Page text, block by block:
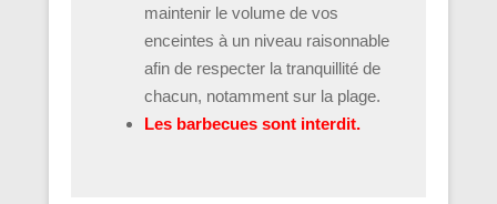
maintenir le volume de vos
enceintes à un niveau raisonnable
afin de respecter la tranquillité de
chacun, notamment sur la plage.
Les barbecues sont interdit.